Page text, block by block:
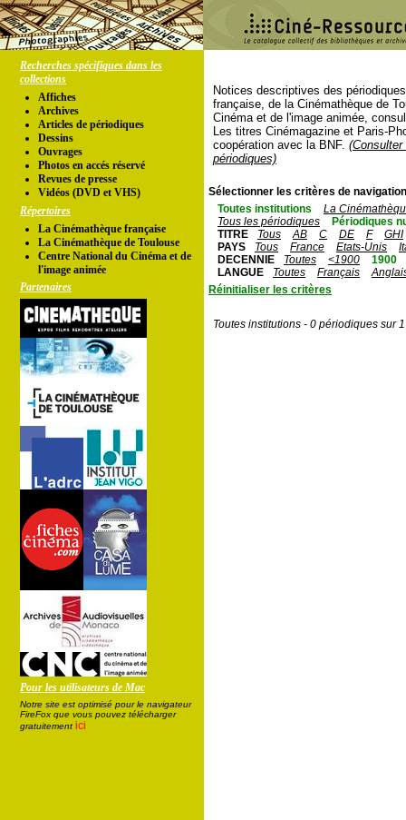
Recherches spécifiques dans les
collections
Affiches
Archives
Articles de périodiques
Dessins
Ouvrages
Photos en accés réservé
Revues de presse
Vidéos (DVD et VHS)
Répertoires
La Cinémathèque française
La Cinémathèque de Toulouse
Centre National du Cinéma et de
l'image animée
Partenaires
Pour les utilisateurs de Mac
Notre site est optimisé pour le navigateur
FireFox que vous pouvez télécharger
gratuitement ici
Notices descriptives des
française, de la Cinémathèque de
Cinéma et de l'image animée,
Les titres Cinémagazine et Paris-
coopération avec la BNF.
périodiques)
Sélectionner les critères de
Toutes institutions
La
Tous les périodiques
Périodiques
TITRE
Tous AB C DE F
GHI
PAYS
Tous France Etats-Unis
DECENNIE
Toutes <1900
1900
LANGUE
Toutes Français
Réinitialiser les critères
Toutes institutions - 0 périodiques sur